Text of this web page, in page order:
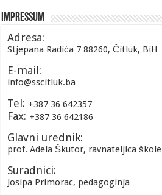
Impressum
Adresa:
Stjepana Radića 7 88260, Čitluk, BiH
E-mail:
info@sscitluk.ba
Tel: +387 36 642357
Fax: +387 36 642186
Glavni urednik:
prof. Adela Škutor, ravnateljica škole
Suradnici:
Josipa Primorac, pedagoginja